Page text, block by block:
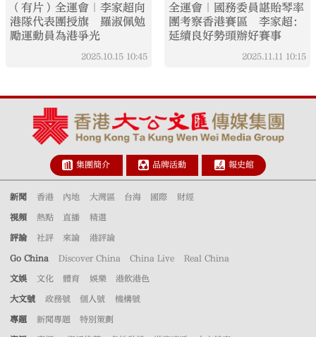
（有片）全運會｜李家超向
港隊代表團授旗 羅淑佩勉
勵運動員為港爭光
2025.10.15 10:45
全運會｜國務委員諶貽琴率
團考察香港賽區 李家超：
延續良好勢頭辦好賽事
2025.11.11 10:15
集團簡介 品牌活動 報史館
新聞 香港 內地 大灣區 台海 國際 財經
視頻 熱點 直播 精選
評論 社評 來論 港評論
Go China Discover China China Live Real China
文娛 文化 體育 娛樂 港飲港色
大文號 政務號 個人號 機構號
專題 新聞專題 特別策劃